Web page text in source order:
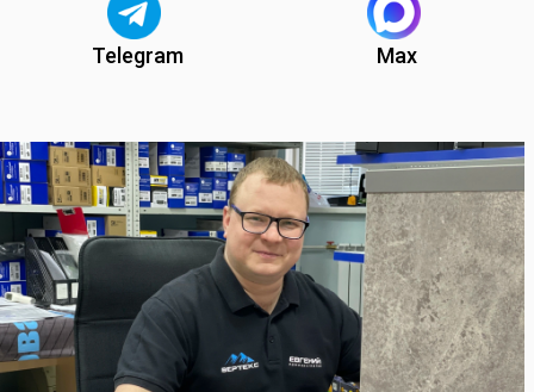
Telegram Max